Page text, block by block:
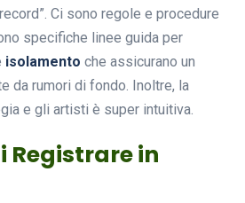
Ci sono regole e procedure
specifiche linee guida per
isolamento che assicurano un
da rumori di fondo. Inoltre, la
e gli artisti è super intuitiva.
Registrare in